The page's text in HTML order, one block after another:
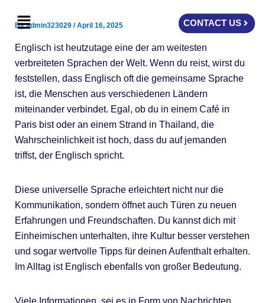
Menu CONTACT US
Byadmin323029 /April 16, 2025
Englisch ist heutzutage eine der am weitesten
verbreiteten Sprachen der Welt. Wenn du reist, wirst du
feststellen, dass Englisch oft die gemeinsame Sprache
ist, die Menschen aus verschiedenen Ländern
miteinander verbindet. Egal, ob du in einem Café in
Paris bist oder an einem Strand in Thailand, die
Wahrscheinlichkeit ist hoch, dass du auf jemanden
triffst, der Englisch spricht.
Diese universelle Sprache erleichtert nicht nur die
Kommunikation, sondern öffnet auch Türen zu neuen
Erfahrungen und Freundschaften. Du kannst dich mit
Einheimischen unterhalten, ihre Kultur besser verstehen
und sogar wertvolle Tipps für deinen Aufenthalt erhalten.
Im Alltag ist Englisch ebenfalls von großer Bedeutung.
Viele Informationen, sei es in Form von Nachrichten,